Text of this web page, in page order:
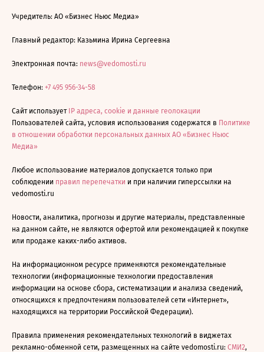
Учредитель: АО «Бизнес Ньюс Медиа»
Главный редактор: Казьмина Ирина Сергеевна
Электронная почта: news@vedomosti.ru
Телефон: +7 495 956-34-58
Сайт использует IP адреса, cookie и данные геолокации
Пользователей сайта, условия использования содержатся в Политике
в отношении обработки персональных данных АО «Бизнес Ньюс
Медиа»
Любое использование материалов допускается только при
соблюдении правил перепечатки и при наличии гиперссылки на
vedomosti.ru
Новости, аналитика, прогнозы и другие материалы, представленные
на данном сайте, не являются офертой или рекомендацией к покупке
или продаже каких-либо активов.
На информационном ресурсе применяются рекомендательные
технологии (информационные технологии предоставления
информации на основе сбора, систематизации и анализа сведений,
относящихся к предпочтениям пользователей сети «Интернет»,
находящихся на территории Российской Федерации).
Правила применения рекомендательных технологий в виджетах
рекламно-обменной сети, размещенных на сайте vedomosti.ru: СМИ2,